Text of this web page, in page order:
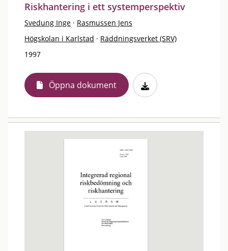
Riskhantering i ett systemperspektiv
Svedung Inge · Rasmussen Jens
Högskolan i Karlstad · Räddningsverket (SRV)
1997
Öppna dokument